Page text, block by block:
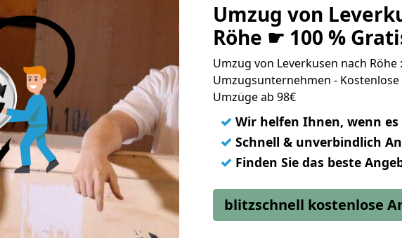
Umzug von
Röhe ☛ 100 %
Umzug von Leverkusen nach Röhe
Umzugsunternehmen -
Umzüge ab 98€
✓ Wir helfen Ihnen, wenn
✓ Schnell & unverbindlich
✓ Finden Sie das beste
blitzschnell kostenlose